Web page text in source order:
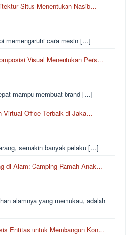
Situs Menentukan Nasib…
memengaruhi cara mesin […]
Visual Menentukan Pers…
mampu membuat brand […]
Virtual Office Terbaik di Jaka…
semakin banyak pelaku […]
di Alam: Camping Ramah Anak…
alamnya yang memukau, adalah
Entitas untuk Membangun Kon…